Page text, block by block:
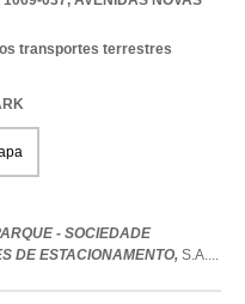
transportes terrestres
- SOCIEDADE
DE ESTACIONAMENTO, S.A....